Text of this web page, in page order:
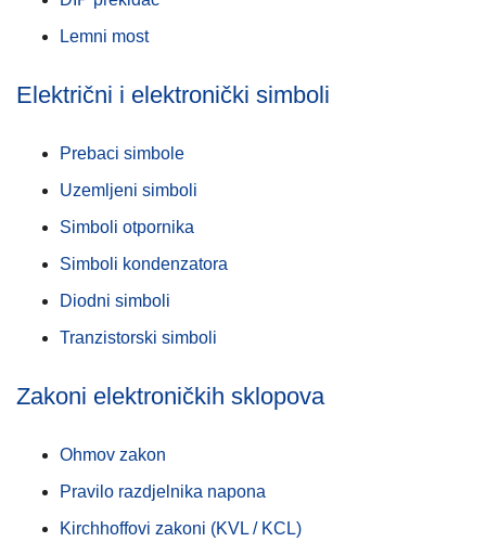
Lemni most
Električni i elektronički simboli
Prebaci simbole
Uzemljeni simboli
Simboli otpornika
Simboli kondenzatora
Diodni simboli
Tranzistorski simboli
Zakoni elektroničkih sklopova
Ohmov zakon
Pravilo razdjelnika napona
Kirchhoffovi zakoni (KVL / KCL)